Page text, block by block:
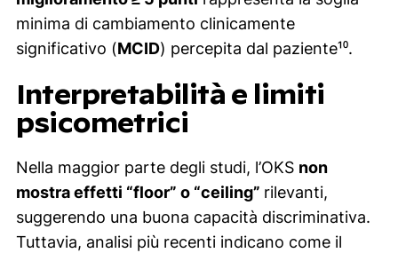
minima di cambiamento clinicamente
significativo (MCID) percepita dal paziente¹⁰.
Interpretabilità e limiti
psicometrici
Nella maggior parte degli studi, l’OKS non
mostra effetti “floor” o “ceiling” rilevanti,
suggerendo una buona capacità discriminativa.
Tuttavia, analisi più recenti indicano come il